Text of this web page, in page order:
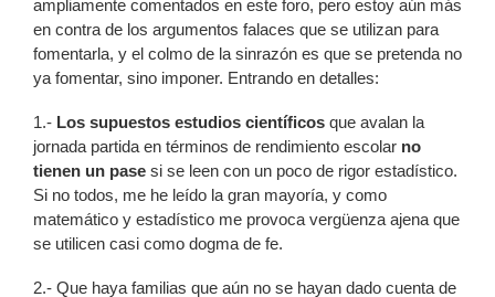
ampliamente comentados en este foro, pero estoy aún más
en contra de los argumentos falaces que se utilizan para
fomentarla, y el colmo de la sinrazón es que se pretenda no
ya fomentar, sino imponer. Entrando en detalles:
1.- Los supuestos estudios científicos que avalan la
jornada partida en términos de rendimiento escolar no
tienen un pase si se leen con un poco de rigor estadístico.
Si no todos, me he leído la gran mayoría, y como
matemático y estadístico me provoca vergüenza ajena que
se utilicen casi como dogma de fe.
2.- Que haya familias que aún no se hayan dado cuenta de